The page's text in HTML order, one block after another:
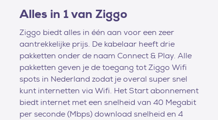
Alles in 1 van Ziggo
Ziggo biedt alles in één aan voor een zeer
aantrekkelijke prijs. De kabelaar heeft drie
pakketten onder de naam Connect & Play. Alle
pakketten geven je de toegang tot Ziggo Wifi
spots in Nederland zodat je overal super snel
kunt internetten via Wifi. Het Start abonnement
biedt internet met een snelheid van 40 Megabit
per seconde (Mbps) download snelheid en 4